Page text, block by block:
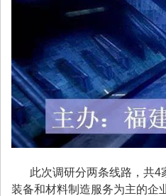
此次调研分两条线路，共
装备和材料制造服务为主的企